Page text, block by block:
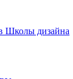
Школы дизайна